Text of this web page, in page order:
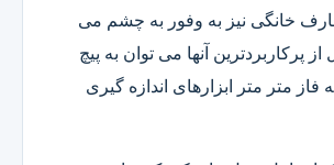
خانگی نیز به وفور به چشم می
پرکاربردترین آنها می توان به پیچ
متر متر ابزارهای اندازه گیری